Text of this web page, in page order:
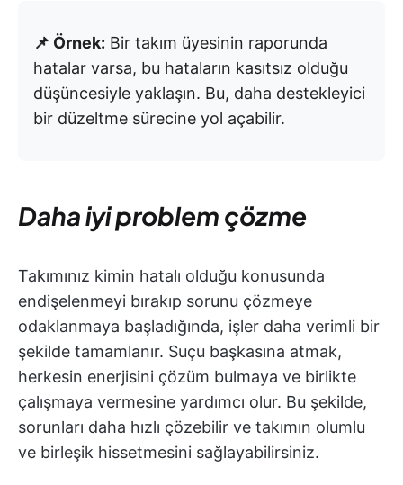
📌 Örnek: Bir takım üyesinin raporunda
hatalar varsa, bu hataların kasıtsız olduğu
düşüncesiyle yaklaşın. Bu, daha destekleyici
bir düzeltme sürecine yol açabilir.
Daha iyi problem çözme
Takımınız kimin hatalı olduğu konusunda
endişelenmeyi bırakıp sorunu çözmeye
odaklanmaya başladığında, işler daha verimli bir
şekilde tamamlanır. Suçu başkasına atmak,
herkesin enerjisini çözüm bulmaya ve birlikte
çalışmaya vermesine yardımcı olur. Bu şekilde,
sorunları daha hızlı çözebilir ve takımın olumlu
ve birleşik hissetmesini sağlayabilirsiniz.